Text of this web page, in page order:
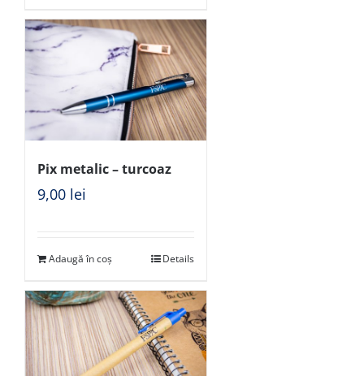
Pix metalic – turcoaz
9,00 lei
Adaugă în coș Details